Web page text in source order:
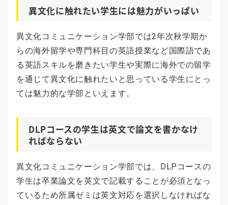
異文化に触れたい学生には魅力がいっぱい
異文化コミュニケーション学部では2年次秋学期か
らの海外留学や専門科目の英語授業など国際語であ
る英語スキルを磨きたい学生や実際に海外での留学
を通じて異文化に触れたいと思っている学生にとっ
ては魅力的な学部といえます。
DLPコースの学生は英文で論文を書かなけ
ればならない
異文化コミュニケーション学部では、DLPコースの
学生は卒業論文を英文で記載することが必須となっ
ているため所属ゼミは英文対応を選択しなければな